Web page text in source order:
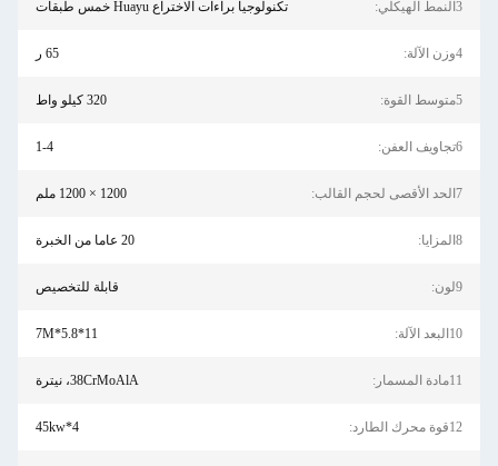
3النمط الهيكلي: تكنولوجيا براءات الاختراع Huayu خمس طبقات
4وزن الآلة: 65 ر
5متوسط ​​القوة: 320 كيلو واط
6تجاويف العفن: 1-4
7الحد الأقصى لحجم القالب: 1200 × 1200 ملم
8المزايا: 20 عاما من الخبرة
9لون: قابلة للتخصيص
10البعد الآلة: 11*5.8*7M
11مادة المسمار: 38CrMoAlA، نيترة
12قوة محرك الطارد: 45kw*4